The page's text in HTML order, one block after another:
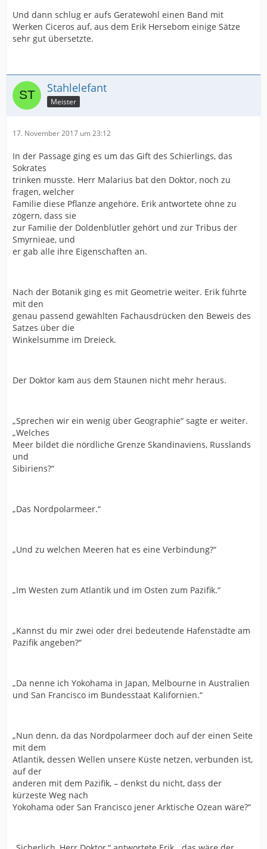
Und dann schlug er aufs Geratewohl einen Band mit
Werken Ciceros auf, aus dem Erik Hersebom einige Sätze
sehr gut übersetzte.
Stahlelefant
Meister
17. November 2017 um 23:12
In der Passage ging es um das Gift des Schierlings, das
Sokrates
trinken musste. Herr Malarius bat den Doktor, noch zu
fragen, welcher
Familie diese Pflanze angehöre. Erik antwortete ohne zu
zögern, dass sie
zur Familie der Doldenblütler gehört und zur Tribus der
Smyrnieae, und
er gab alle ihre Eigenschaften an.
Nach der Botanik ging es mit Geometrie weiter. Erik führte
mit den
genau passend gewählten Fachausdrücken den Beweis des
Satzes über die
Winkelsumme im Dreieck.
Der Doktor kam aus dem Staunen nicht mehr heraus.
„Sprechen wir ein wenig über Geographie“ sagte er weiter.
„Welches
Meer bildet die nördliche Grenze Skandinaviens, Russlands
und
Sibiriens?“
„Das Nordpolarmeer.“
„Und zu welchen Meeren hat es eine Verbindung?“
„Im Westen zum Atlantik und im Osten zum Pazifik.“
„Kannst du mir zwei oder drei bedeutende Hafenstädte am
Pazifik angeben?“
„Da nenne ich Yokohama in Japan, Melbourne in Australien
und San Francisco im Bundesstaat Kalifornien.“
„Nun denn, da das Nordpolarmeer doch auf der einen Seite
mit dem
Atlantik, dessen Wellen unsere Küste netzen, verbunden ist,
auf der
anderen mit dem Pazifik, – denkst du nicht, dass der
kürzeste Weg nach
Yokohama oder San Francisco jener Arktische Ozean wäre?“